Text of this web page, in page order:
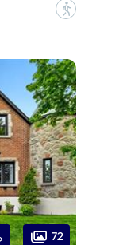
?
72